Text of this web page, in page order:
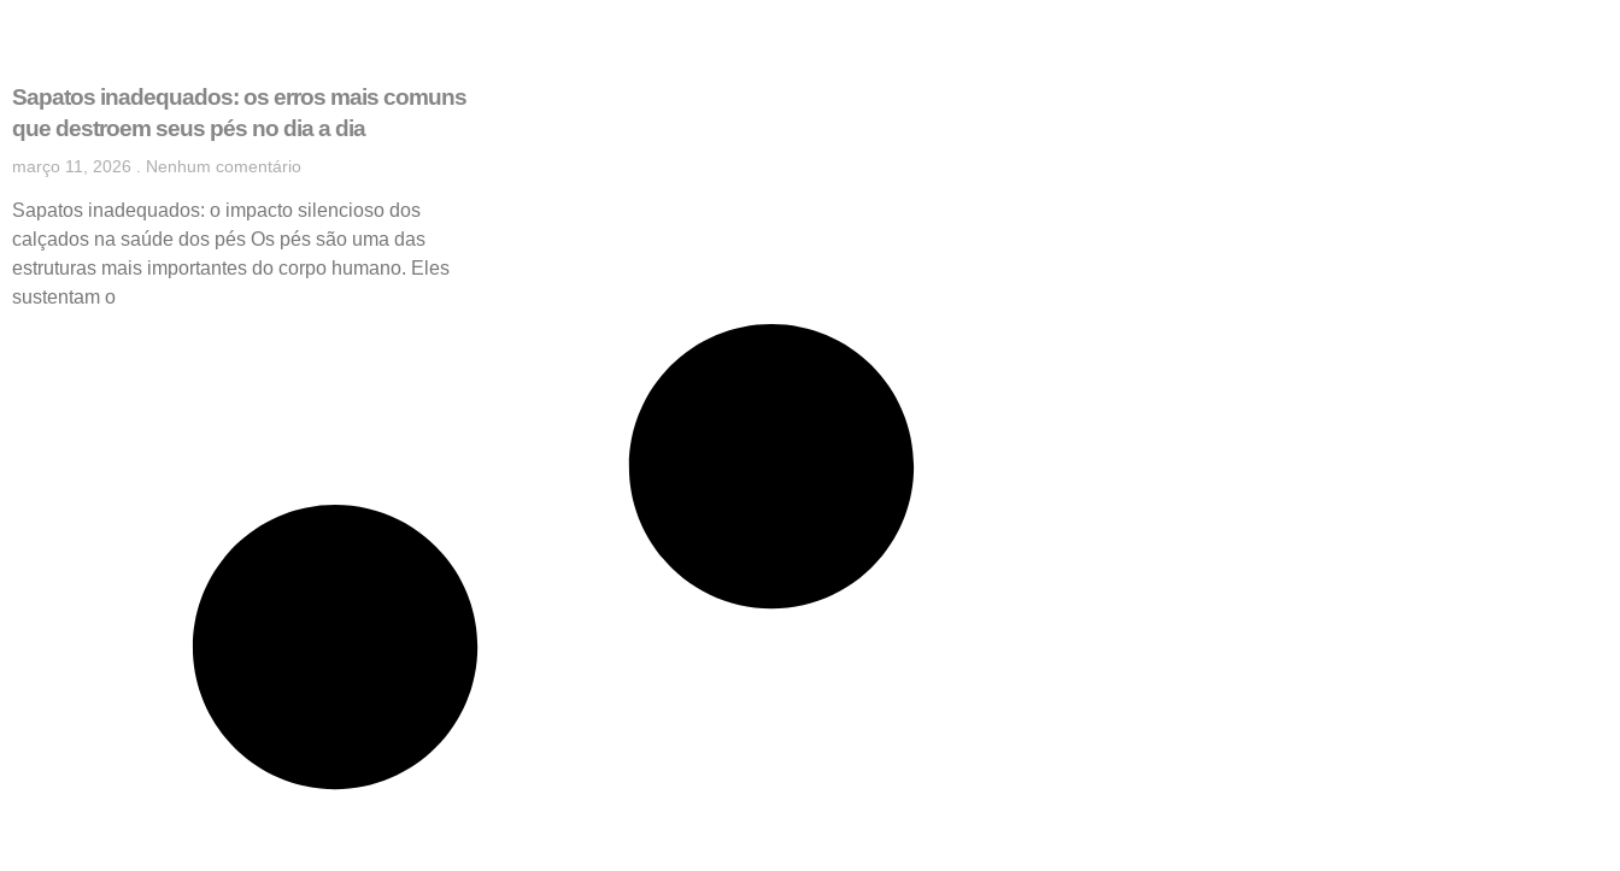
Sapatos inadequados: os erros mais comuns
que destroem seus pés no dia a dia
março 11, 2026 Nenhum comentário
Sapatos inadequados: o impacto silencioso dos
calçados na saúde dos pés Os pés são uma das
estruturas mais importantes do corpo humano. Eles
sustentam o